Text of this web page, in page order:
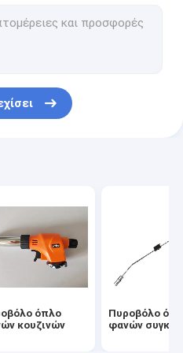
φλογών
όπλο
κουζινών
Πυροβόλο
φανών